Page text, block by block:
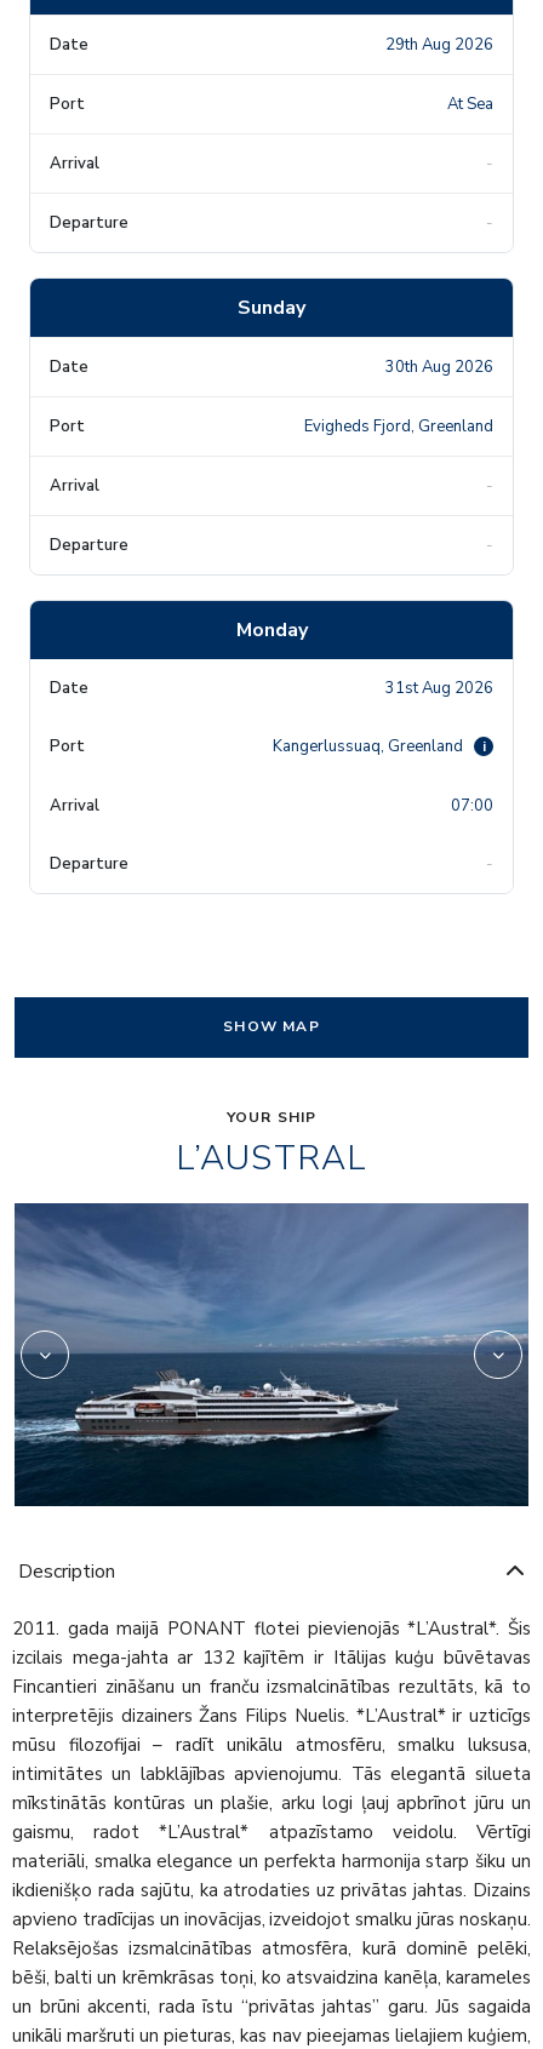
29th Aug 2026
At Sea
-
-
Sunday
30th Aug 2026
Evigheds Fjord, Greenland
-
-
Monday
31st Aug 2026
Kangerlussuaq, Greenland i
07:00
-
SHOW MAP
YOUR SHIP
L’AUSTRAL
Description
2011. gada maijā PONANT flotei pievienojās *L’Austral*. Šis
izcilais mega-jahta ar 132 kajītēm ir Itālijas kuģu būvētavas
Fincantieri zināšanu un franču izsmalcinātības rezultāts, kā to
interpretējis dizainers Žans Filips Nuelis. *L’Austral* ir uzticīgs
mūsu filozofijai – radīt unikālu atmosfēru, smalku luksusa,
intimitātes un labklājības apvienojumu. Tās elegantā silueta
mīkstinātās kontūras un plašie, arku logi ļauj apbrīnot jūru un
gaismu, radot *L’Austral* atpazīstamo veidolu. Vērtīgi
materiāli, smalka elegance un perfekta harmonija starp šiku un
ikdienišķo rada sajūtu, ka atrodaties uz privātas jahtas. Dizains
apvieno tradīcijas un inovācijas, izveidojot smalku jūras noskaņu.
Relaksējošas izsmalcinātības atmosfēra, kurā dominē pelēki,
bēši, balti un krēmkrāsas toņi, ko atsvaidzina kanēļa, karameles
un brūni akcenti, rada īstu “privātas jahtas” garu. Jūs sagaida
unikāli maršruti un pieturas, kas nav pieejamas lielajiem kuģiem,